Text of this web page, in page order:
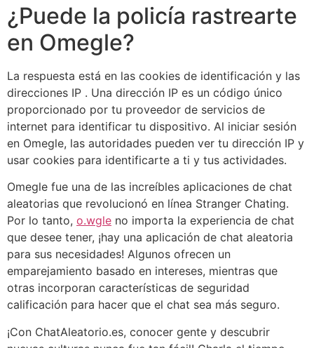
¿Puede la policía rastrearte
en Omegle?
La respuesta está en las cookies de identificación y las
direcciones IP . Una dirección IP es un código único
proporcionado por tu proveedor de servicios de
internet para identificar tu dispositivo. Al iniciar sesión
en Omegle, las autoridades pueden ver tu dirección IP y
usar cookies para identificarte a ti y tus actividades.
Omegle fue una de las increíbles aplicaciones de chat
aleatorias que revolucionó en línea Stranger Chating.
Por lo tanto, o.wgle no importa la experiencia de chat
que desee tener, ¡hay una aplicación de chat aleatoria
para sus necesidades! Algunos ofrecen un
emparejamiento basado en intereses, mientras que
otras incorporan características de seguridad
calificación para hacer que el chat sea más seguro.
¡Con ChatAleatorio.es, conocer gente y descubrir